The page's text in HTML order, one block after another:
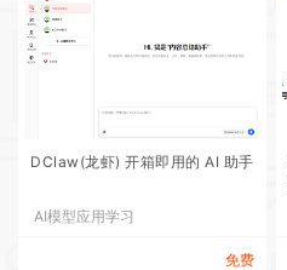
DClaw(龙虾) 开箱即用的 AI 助手
AI模型应用学习
免费